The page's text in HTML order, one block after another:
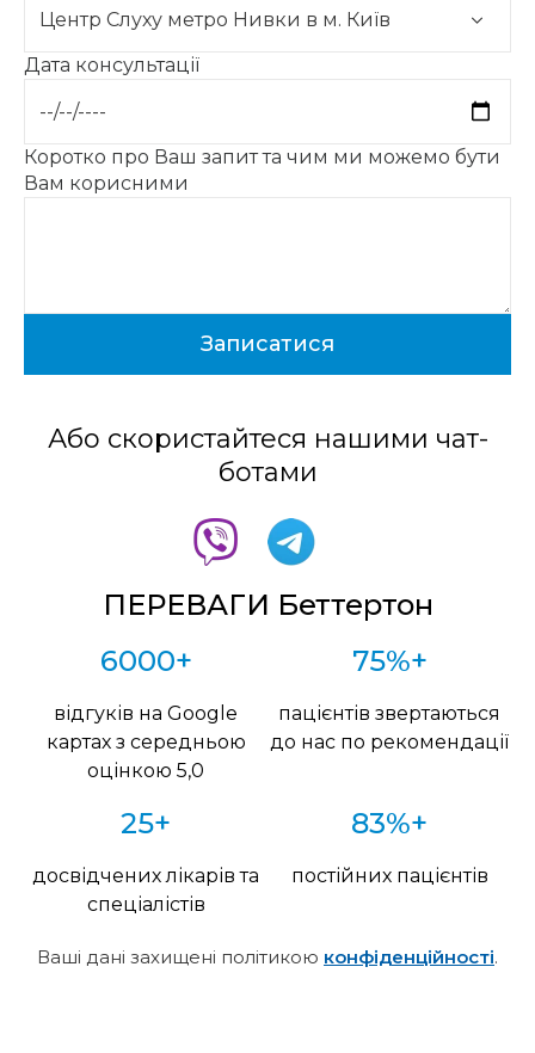
Дата консультації
Коротко про Ваш запит та чим ми можемо бути
Вам корисними
Або скористайтеся нашими чат-
ботами
ПЕРЕВАГИ Беттертон
6000+
відгуків на Google
картах з середньою
оцінкою 5,0
75%+
пацієнтів звертаються
до нас по рекомендації
25+
досвідчених лікарів та
спеціалістів
83%+
постійних пацієнтів
Ваші дані захищені політикою конфіденційності.